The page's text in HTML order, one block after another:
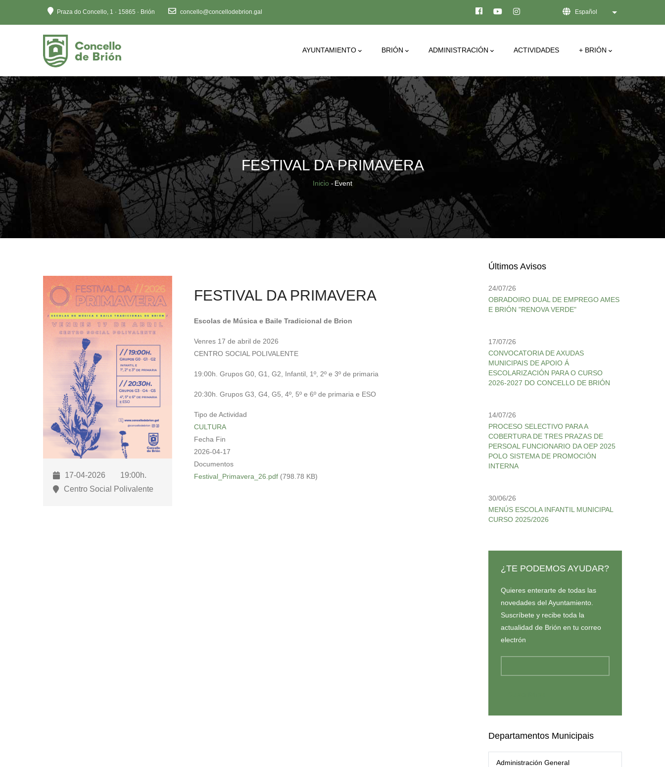
web
inclúe
un
sistema
de
accesibilidade.
Preme
Control-
F11
para
axustar
o
sitio
Praza do Concello, 1 · 15865 · Brión concello@concellodebrion.gal Español Lista adicional de
Main
AYUNTAMIENTO BRIÓN ADMINISTRACIÓN ACTIVIDADES + BRIÓN
FESTIVAL DA PRIMAVERA
Sobrescribir
de
ayuda
navegación
Inicio - Event
17-04-2026
19:00h.
Centro Social Polivalente
FESTIVAL DA PRIMAVERA
Escolas de Música e Baile Tradicional de Brion
Venres 17 de abril de 2026
CENTRO SOCIAL POLIVALENTE
19:00h. Grupos G0, G1, G2, Infantil, 1º, 2º e 3º de primaria
20:30h. Grupos G3, G4, G5, 4º, 5º e 6º de primaria e ESO
Tipo de Actividad
CULTURA
Fecha Fin
2026-04-17
Documentos
Festival_Primavera_26.pdf (798.78 KB)
Últimos Avisos
24/07/26
OBRADOIRO DUAL DE EMPREGO AMES
E BRIÓN "RENOVA VERDE"
17/07/26
CONVOCATORIA DE AXUDAS
MUNICIPAIS DE APOIO Á
ESCOLARIZACIÓN PARA O CURSO
2026-2027 DO CONCELLO DE BRIÓN
14/07/26
PROCESO SELECTIVO PARA A
COBERTURA DE TRES PRAZAS DE
PERSOAL FUNCIONARIO DA OEP 2025
POLO SISTEMA DE PROMOCIÓN
INTERNA
30/06/26
MENÚS ESCOLA INFANTIL MUNICIPAL
CURSO 2025/2026
¿TE PODEMOS AYUDAR?
Quieres enterarte de todas las
novedades del Ayuntamiento.
Suscríbete y recibe toda la
actualidad de Brión en tu correo
electrón
Departamentos Municipais
Administración General